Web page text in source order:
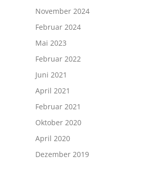
November 2024
Februar 2024
Mai 2023
Februar 2022
Juni 2021
April 2021
Februar 2021
Oktober 2020
April 2020
Dezember 2019